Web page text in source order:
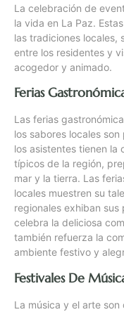
La celebración de
la vida en La Paz.
las tradiciones locales,
entre los residentes y
acogedor y animado.
Ferias
Las ferias
los sabores locales
los asistentes tienen
típicos de la región,
mar y la tierra. Las
locales muestren su
regionales exhiban
celebra la deliciosa
también refuerza la
ambiente festivo y
Festivales De
La música y el arte